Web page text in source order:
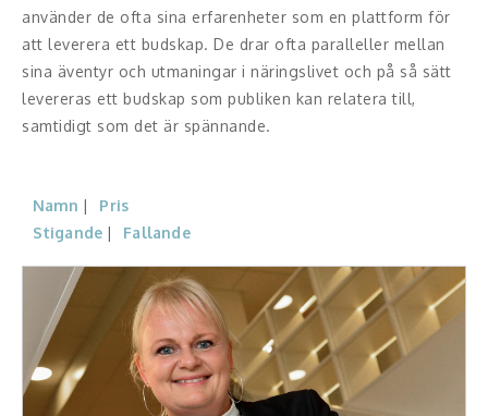
Personlig utveckling, målsättning
Life Stories & Trivsel
Keynote
Moderator
Konferencier
Workshopledare, facilitator
Radio och TV-profiler
använder de ofta sina erfarenheter som en plattform för
att leverera ett budskap. De drar ofta paralleller mellan
sina äventyr och utmaningar i näringslivet och på så sätt
levereras ett budskap som publiken kan relatera till,
samtidigt som det är spännande.
Namn
Pris
Stigande
Fallande